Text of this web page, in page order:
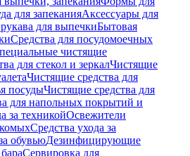
для запеканияАксессуары для
для выпечкиБытовая
Средства для посудомоечных
чистящие
для стекол и зеркалЧистящие
Чистящие средства для
посудыЧистящие средства для
для напольных покрытий и
за техникойОсвежители
Средства ухода за
обувьюДезинфицирующие
Сервировка для